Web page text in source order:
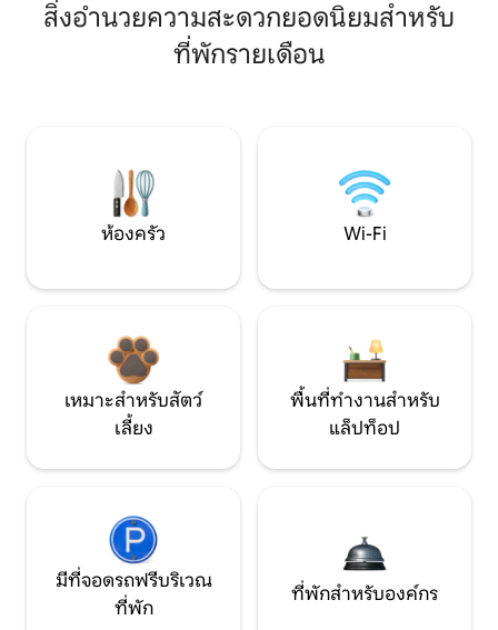
สิ่งอำนวยความสะดวกยอดนิยมสำหรับ
ที่พักรายเดือน
ห้องครัว Wi-Fi
เหมาะสำหรับสัตว์
เลี้ยง
พื้นที่ทำงานสำหรับ
แล็ปท็อป
มีที่จอดรถฟรีบริเวณ
ที่พัก
ที่พักสำหรับองค์กร